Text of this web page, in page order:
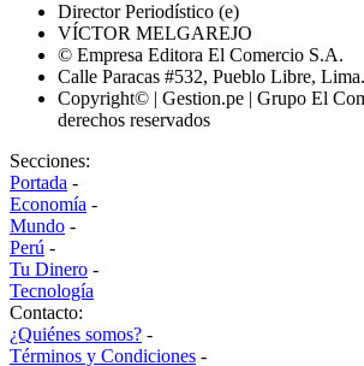
Director Periodístico (e)
VÍCTOR MELGAREJO
© Empresa Editora El Comercio S.A.
Calle Paracas #532, Pueblo Libre, Lima.
Copyright© | Gestion.pe | Grupo El
derechos reservados
Secciones:
Portada -
Economía -
Mundo -
Perú -
Tu Dinero -
Tecnología
Contacto:
¿Quiénes somos? -
Términos y Condiciones -